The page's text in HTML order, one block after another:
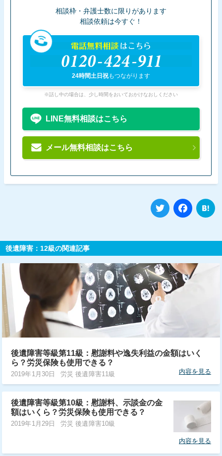
相談枠・弁護士数に限りがあります
相談依頼は今すぐ！
電話無料相談はこちら
0120-424-911
24時間土日祝もつながります
※話し中の場合は、少し時間をおいておかけなおしください
LINE無料相談はこちら
メール無料相談はこちら
Twitter
後遺障害：12級の関連記事
後遺障害等級第11級：慰謝料や逸失利益の金額はいく
ら？労災保険も使用できる？
2019年1月30日 労災 後遺障害11級 内容を見る
後遺障害等級第10級：慰謝料、示談金の金
額はいくら？労災保険も使用できる？
2019年1月29日 労災 後遺障害10級
内容を見る